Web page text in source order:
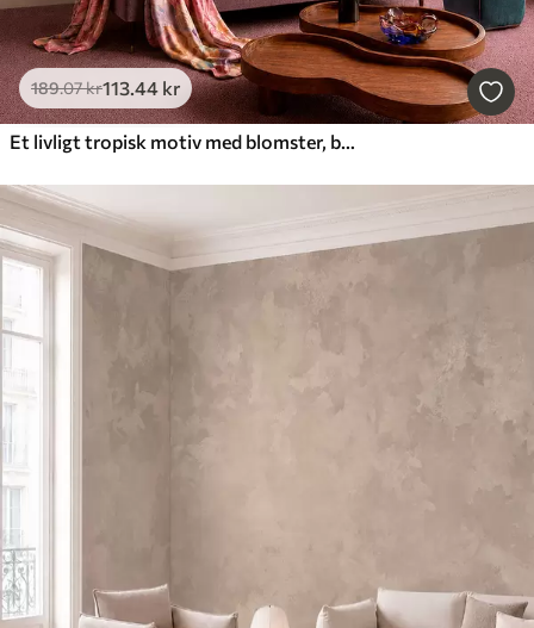
189.07kr113.44 kr
Et livligt tropisk motiv med blomster, blade og farverige frugter